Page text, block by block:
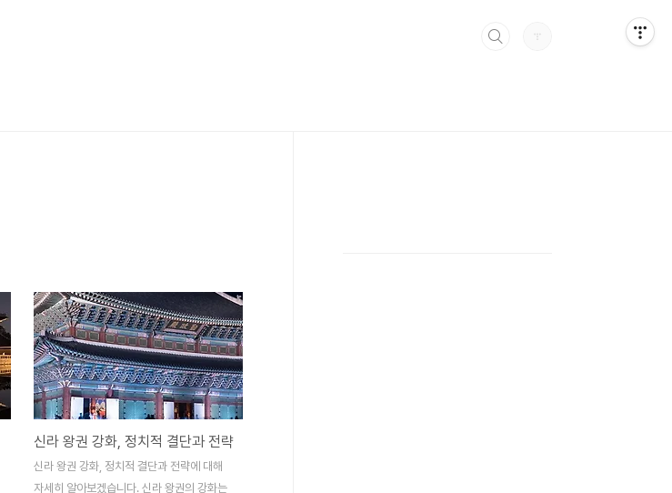
신라 왕권 강화, 정치적 결단과 전략
신라 왕권 강화, 정치적 결단과 전략에 대해
자세히 알아보겠습니다. 신라 왕권의 강화는